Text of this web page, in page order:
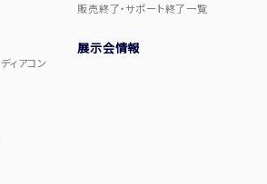
ィアコン
販売終了・サポート終了一覧
展示会情報